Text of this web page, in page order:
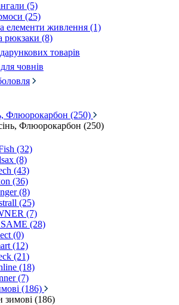
(5)
(25)
елементи живлення (1)
рюкзаки (8)
товарів
човнів
Флюорокарбон (250)
Флюорокарбон (250)
(32)
(8)
(43)
(36)
(8)
(25)
(7)
(28)
(0)
(12)
(21)
(18)
(7)
(186)
зимові (186)